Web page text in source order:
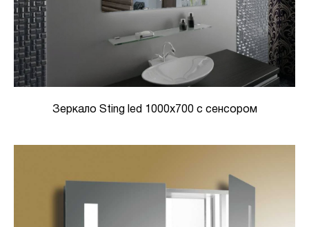
Зеркало Sting led 1000х700 с сенсором